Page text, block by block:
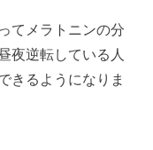
てメラトニンの分
夜逆転している人
きるようになりま